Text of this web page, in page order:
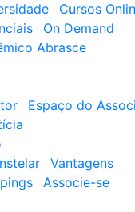
Cursos
On Demand
Abrasce
Espaço do
Vantagens
Associe-se